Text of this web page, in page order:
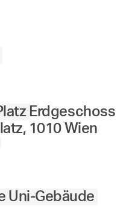
Erdgeschoss
1010 Wien
Uni-Gebäude